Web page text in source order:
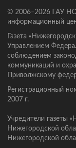
© 2006–2026 ГАУ НО
информационный
Газета
Управлением
соблюдением
коммуникаций и
Приволжскому
Регистрационный
2007 г.
Учредители газеты
Нижегородской
Нижегородской